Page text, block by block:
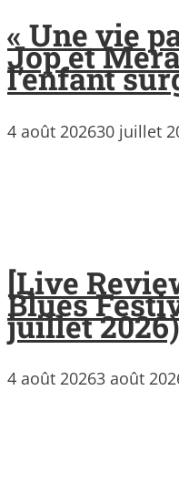
« Une vie
Jop et
l’enfant
4 août 202630 juillet
[Live
Blues
juillet 2026)
4 août 20263 août